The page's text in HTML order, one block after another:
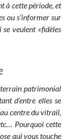
à cette période, et
ou s’informer sur
se veulent «fidèles
patrimonial
d’entre elles se
centre du vitrail,
Pourquoi cette
qui vous touche